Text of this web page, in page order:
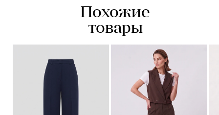
сезона. Брюки хорошо сочетаются с рубашками, топами и
футболками, легко адаптируясь под образы в стиле casual,
Похожие
товары